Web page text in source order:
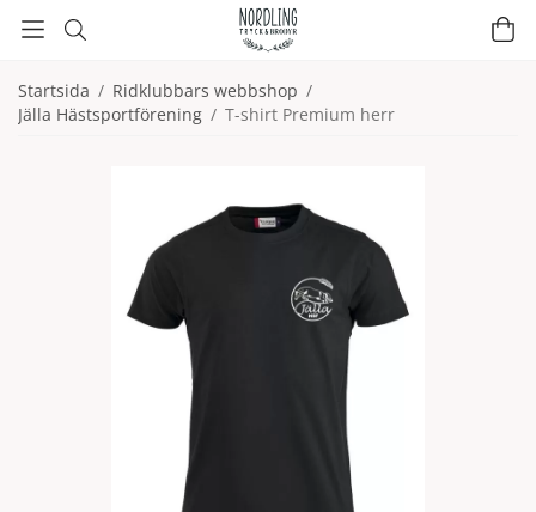
Startsida / Ridklubbars webbshop /
Jälla Hästsportförening / T-shirt Premium herr